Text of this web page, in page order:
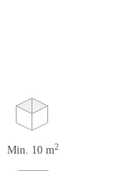
Min. 10 m2